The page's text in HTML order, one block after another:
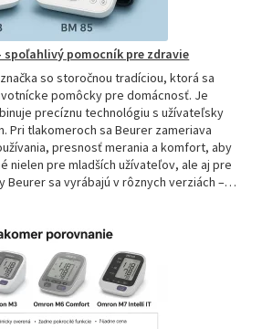
spoľahlivý pomocník pre zdravie
so storočnou tradíciou, ktorá sa
pomôcky pre domácnosť. Je
precíznu technológiu s užívateľsky
Pri tlakomeroch sa Beurer zameriava
presnosť merania a komfort, aby
nielen pre mladších užívateľov, ale aj pre
Beurer sa vyrábajú v rôznych verziách –…